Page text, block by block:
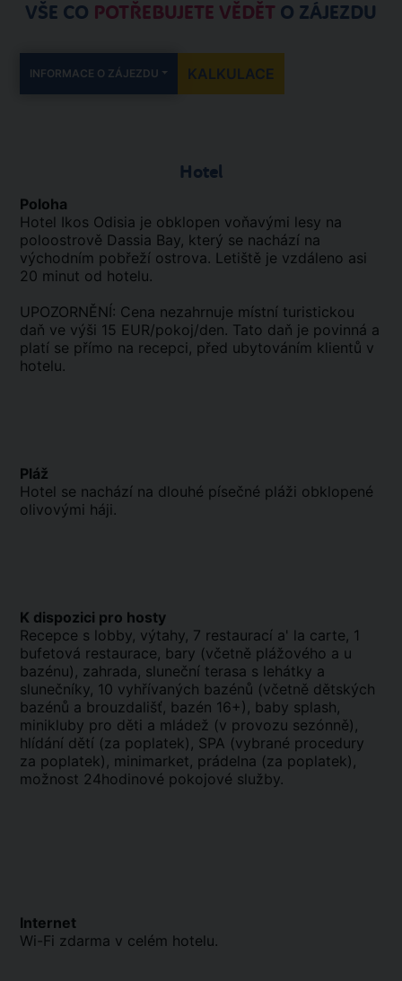
VŠE CO POTŘEBUJETE VĚDĚT O ZÁJEZDU
INFORMACE O ZÁJEZDU KALKULACE
Hotel
Poloha
Hotel Ikos Odisia je obklopen voňavými lesy na
poloostrově Dassia Bay, který se nachází na
východním pobřeží ostrova. Letiště je vzdáleno asi
20 minut od hotelu.
UPOZORNĚNÍ: Cena nezahrnuje místní turistickou
daň ve výši 15 EUR/pokoj/den. Tato daň je povinná a
platí se přímo na recepci, před ubytováním klientů v
hotelu.
Pláž
Hotel se nachází na dlouhé písečné pláži obklopené
olivovými háji.
K dispozici pro hosty
Recepce s lobby, výtahy, 7 restaurací a' la carte, 1
bufetová restaurace, bary (včetně plážového a u
bazénu), zahrada, sluneční terasa s lehátky a
slunečníky, 10 vyhřívaných bazénů (včetně dětských
bazénů a brouzdališť, bazén 16+), baby splash,
minikluby pro děti a mládež (v provozu sezónně),
hlídání dětí (za poplatek), SPA (vybrané procedury
za poplatek), minimarket, prádelna (za poplatek),
možnost 24hodinové pokojové služby.
Internet
Wi-Fi zdarma v celém hotelu.